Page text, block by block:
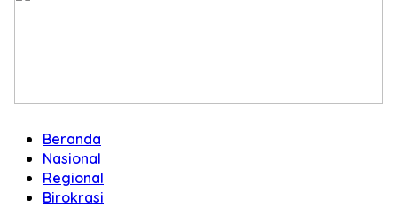
Beranda
Nasional
Regional
Birokrasi